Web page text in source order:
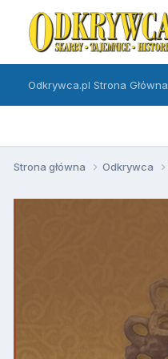
Odkrywca.pl Strona Główna
Strona główna Odkrywca